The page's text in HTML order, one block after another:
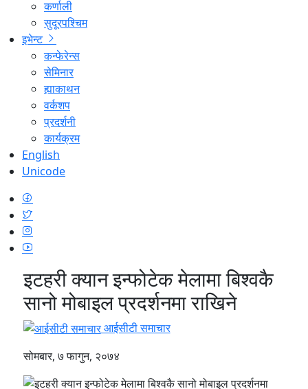
कर्णाली
सुदूरपश्चिम
इभेन्ट
कन्फेरेन्स
सेमिनार
ह्याकाथन
वर्कशप
प्रदर्शनी
कार्यक्रम
English
Unicode
इटहरी क्यान इन्फोटेक मेलामा बिश्वकै
सानो मोबाइल प्रदर्शनमा राखिने
आईसीटी समाचार
सोमबार, ७ फागुन, २०७४